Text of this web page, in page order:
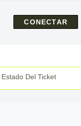
CONECTAR
Del Ticket